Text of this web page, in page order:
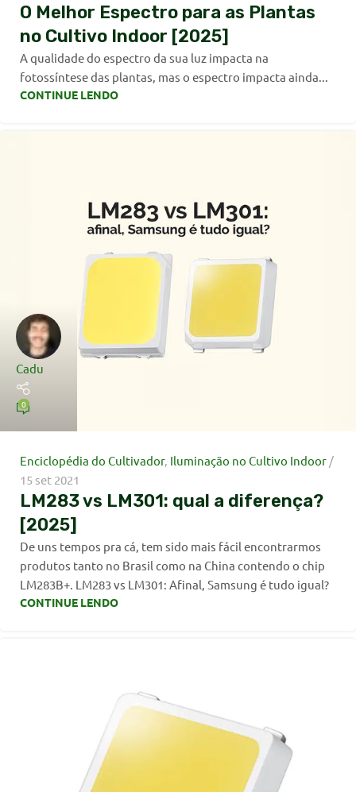
O Melhor Espectro para as Plantas
no Cultivo Indoor [2025]
A qualidade do espectro da sua luz impacta na
fotossíntese das plantas, mas o espectro impacta ainda...
CONTINUE LENDO
Cadu
0
Enciclopédia do Cultivador, Iluminação no Cultivo Indoor
15 set 2021
LM283 vs LM301: qual a diferença?
[2025]
De uns tempos pra cá, tem sido mais fácil encontrarmos
produtos tanto no Brasil como na China contendo o chip
LM283B+. LM283 vs LM301: Afinal, Samsung é tudo igual?
CONTINUE LENDO